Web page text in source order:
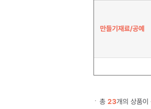
만들기재료/공예
총 23개의 상품이